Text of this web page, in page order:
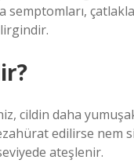
cildin daha
edilirse nem
ateşlenir.